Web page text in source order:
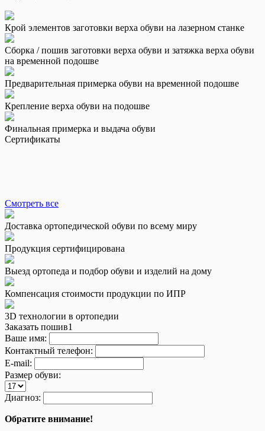
Крой элементов заготовки верха обуви на лазерном станке
Сборка / пошив заготовки верха обуви и затяжка верха обуви
на временной подошве
Предварительная примерка обуви на временной подошве
Крепление верха обуви на подошве
Финальная примерка и выдача обуви
Сертификаты
Смотреть все
Доставка ортопедической обуви по всему миру
Продукция сертифицирована
Выезд ортопеда и подбор обуви и изделий на дому
Компенсация стоимости продукции по ИПР
3D технологии в ортопедии
Заказать пошив1
Ваше имя:
Контактный телефон:
E-mail:
Размер обуви:
Диагноз:
Обратите внимание!